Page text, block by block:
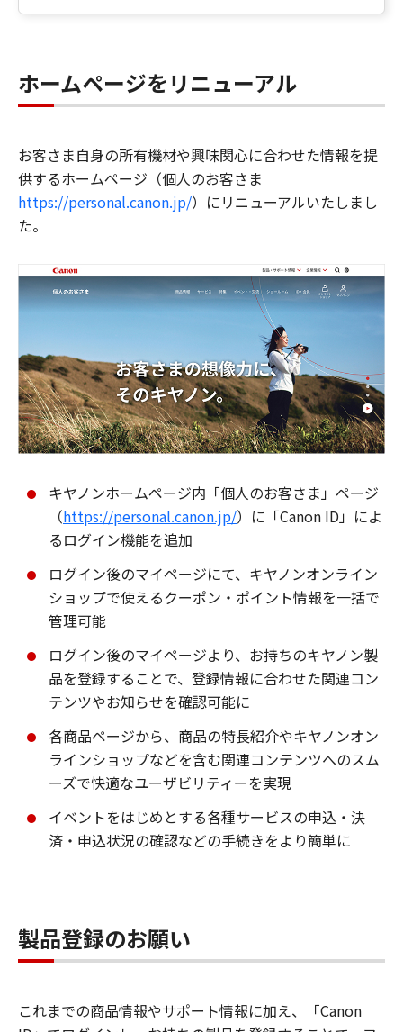
ホームページをリニューアル
お客さま自身の所有機材や興味関心に合わせた情報を提
供するホームページ（個人のお客さま
https://personal.canon.jp/）にリニューアルいたしまし
た。
キヤノンホームページ内「個人のお客さま」ページ
（https://personal.canon.jp/）に「Canon ID」によ
るログイン機能を追加
ログイン後のマイページにて、キヤノンオンライン
ショップで使えるクーポン・ポイント情報を一括で
管理可能
ログイン後のマイページより、お持ちのキヤノン製
品を登録することで、登録情報に合わせた関連コン
テンツやお知らせを確認可能に
各商品ページから、商品の特長紹介やキヤノンオン
ラインショップなどを含む関連コンテンツへのスム
ーズで快適なユーザビリティーを実現
イベントをはじめとする各種サービスの申込・決
済・申込状況の確認などの手続きをより簡単に
製品登録のお願い
これまでの商品情報やサポート情報に加え、「Canon